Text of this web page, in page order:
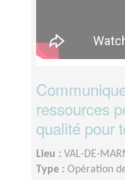
ressources
qualité pour
Lieu : VAL-DE-
Type : Opération